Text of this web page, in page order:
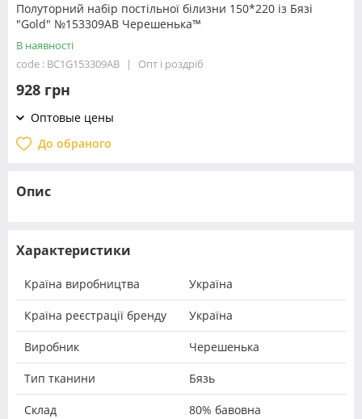
Полуторний набір постільної білизни 150*220 із Бязі
"Gold" №153309АВ Черешенька™
В наявності
code : BC1G153309АВ
Опт і роздріб
928 грн
Оптовые цены
До обраного
Опис
Характеристики
Країна виробництва Україна
Країна реєстрації бренду Україна
Виробник Черешенька
Тип тканини Бязь
Склад 80% бавовна